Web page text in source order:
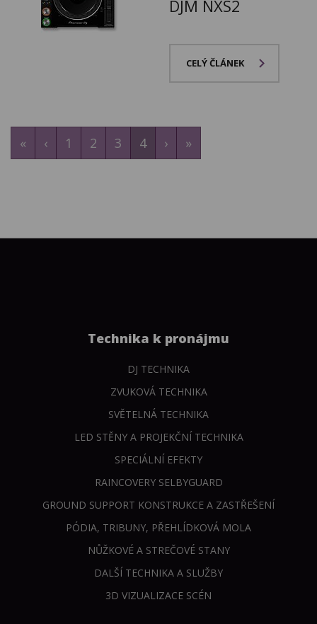
DJM NXS2
CELÝ ČLÁNEK
« ‹ 1 2 3 4 › »
Technika k pronájmu
DJ TECHNIKA
ZVUKOVÁ TECHNIKA
SVĚTELNÁ TECHNIKA
LED STĚNY A PROJEKČNÍ TECHNIKA
SPECIÁLNÍ EFEKTY
RAINCOVERY SELBYGUARD
GROUND SUPPORT KONSTRUKCE A ZASTŘEŠENÍ
PÓDIA, TRIBUNY, PŘEHLÍDKOVÁ MOLA
NŮŽKOVÉ A STREČOVÉ STANY
DALŠÍ TECHNIKA A SLUŽBY
3D VIZUALIZACE SCÉN